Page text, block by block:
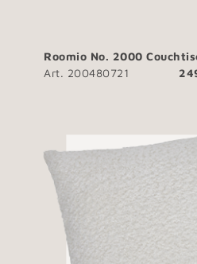
Roomio No. 2000
Art. 200480721